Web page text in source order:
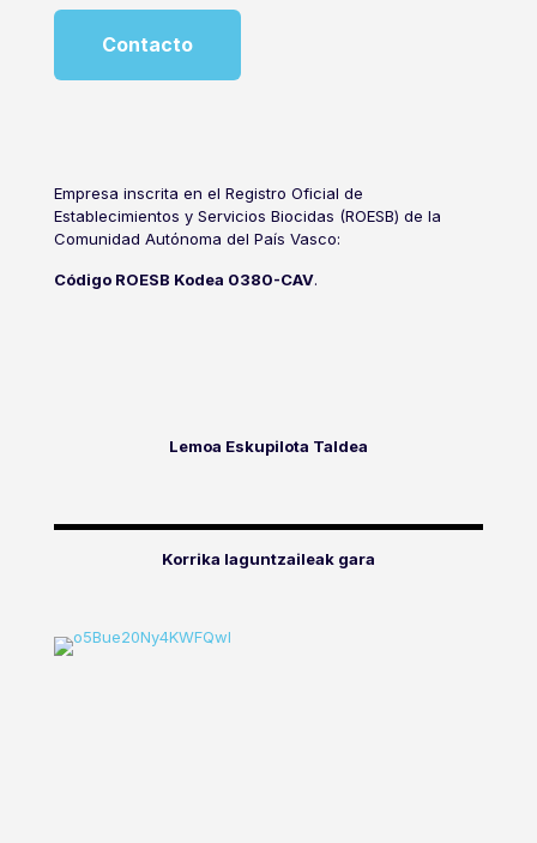
Contacto
Empresa inscrita en el Registro Oficial de
Establecimientos y Servicios Biocidas (ROESB) de la
Comunidad Autónoma del País Vasco:
Código ROESB Kodea 0380-CAV.
Lemoa Eskupilota Taldea
Korrika laguntzaileak gara